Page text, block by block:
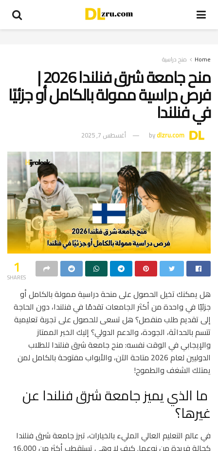
Home منح دراسية
منح جامعة شرق فنلندا 2026 |
فرص دراسية ممولة بالكامل أو جزئيًا
في فنلندا
bydlzru.com أغسطس 7, 2025
1
SHARES
هل يمكنك تخيل الحصول على منحة دراسية ممولة بالكامل أو
جزئيًا في واحدة من أكثر الجامعات تقدمًا في فنلندا، دون الحاجة
إلى تقديم طلب منفصل؟ هل تسعى للحصول على تجربة تعليمية
تتسم بالحداثة، الجودة، والدعم الدولي؟ إليك الخبر الممتاز
والإيجابي في الوقت نفسه: منح جامعة شرق فنلندا للطلاب
الدوليين لعام 2026 متاحة الآن، والأبواب مفتوحة بالكامل لمن
يمتلك الشغف والطموح!
ما الذي يميز جامعة شرق فنلندا عن
غيرها؟
في عالم التعليم العالي المليء بالخيارات، تبرز جامعة شرق فنلندا